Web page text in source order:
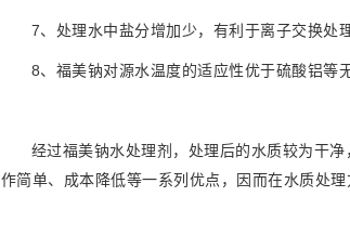
7、处理水中盐分增加少，有利于离子交换处
8、福美钠对源水温度的适应性优于硫酸铝等
经过福美钠水处理剂，处理后的水质较为干
作简单、成本降低等一系列优点，因而在水质处理